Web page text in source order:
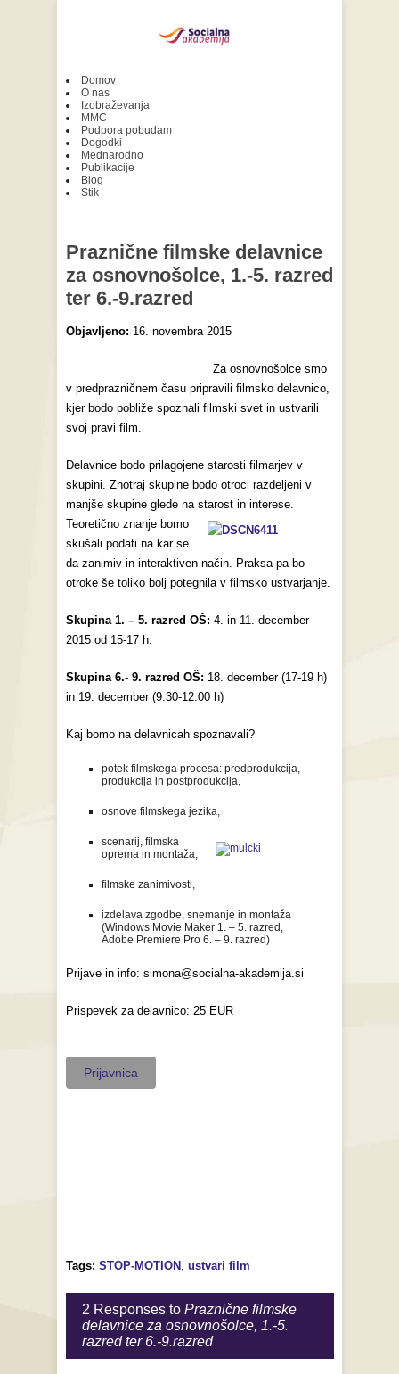
Domov
O nas
Izobraževanja
MMC
Podpora pobudam
Dogodki
Mednarodno
Publikacije
Blog
Stik
Praznične filmske delavnice
za osnovnošolce, 1.-5. razred
ter 6.-9.razred
Objavljeno: 16. novembra 2015
Za osnovnošolce smo
v predprazničnem času pripravili filmsko delavnico,
kjer bodo pobliže spoznali filmski svet in ustvarili
svoj pravi film.
Delavnice bodo prilagojene starosti filmarjev v
skupini. Znotraj skupine bodo otroci razdeljeni v
manjše skupine glede na starost in interese.
Teoretično znanje bomo
skušali podati na kar se
da zanimiv in interaktiven način. Praksa pa bo
otroke še toliko bolj potegnila v filmsko ustvarjanje.
Skupina 1. – 5. razred OŠ: 4. in 11. december
2015 od 15-17 h.
Skupina 6.- 9. razred OŠ: 18. december (17-19 h)
in 19. december (9.30-12.00 h)
Kaj bomo na delavnicah spoznavali?
potek filmskega procesa: predprodukcija,
produkcija in postprodukcija,
osnove filmskega jezika,
scenarij, filmska
oprema in montaža,
filmske zanimivosti,
izdelava zgodbe, snemanje in montaža
(Windows Movie Maker 1. – 5. razred,
Adobe Premiere Pro 6. – 9. razred)
Prijave in info: simona@socialna-akademija.si
Prispevek za delavnico: 25 EUR
Prijavnica
Tags: STOP-MOTION ustvari film
2 Responses to Praznične filmske
delavnice za osnovnošolce, 1.-5.
razred ter 6.-9.razred